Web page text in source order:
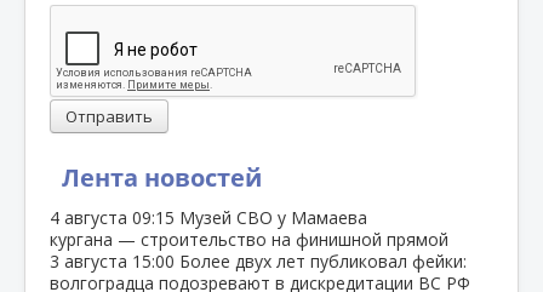
Лента новостей
4 августа 09:15 Музей СВО у Мамаева
кургана — строительство на финишной прямой
3 августа 15:00 Более двух лет публиковал фейки:
волгоградца подозревают в дискредитации ВС РФ
Отправить